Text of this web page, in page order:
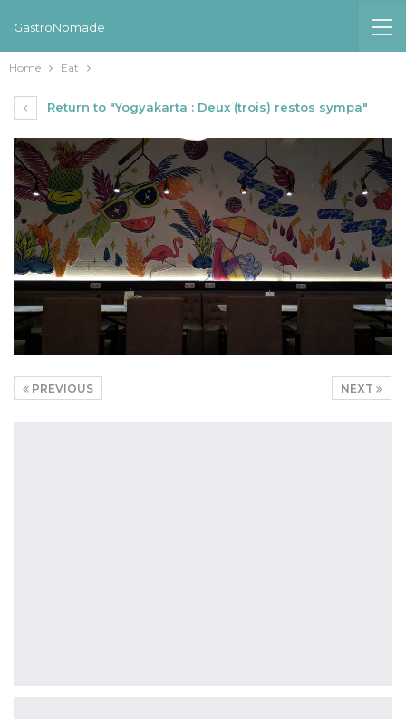
GastroNomade
Home Eat
Return to "Yogyakarta : Deux (trois) restos sympa"
NEXT
PREVIOUS